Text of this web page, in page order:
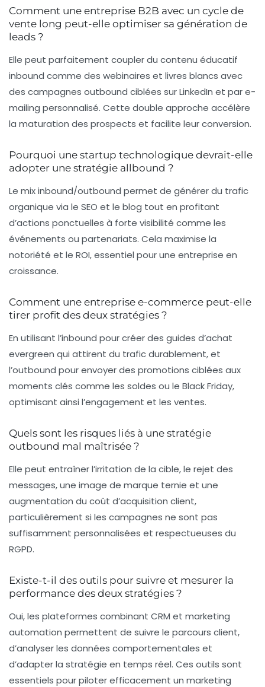
Comment une entreprise B2B avec un cycle de
vente long peut-elle optimiser sa génération de
leads ?
Elle peut parfaitement coupler du contenu éducatif
inbound comme des webinaires et livres blancs avec
des campagnes outbound ciblées sur LinkedIn et par e-
mailing personnalisé. Cette double approche accélère
la maturation des prospects et facilite leur conversion.
Pourquoi une startup technologique devrait-elle
adopter une stratégie allbound ?
Le mix inbound/outbound permet de générer du trafic
organique via le SEO et le blog tout en profitant
d’actions ponctuelles à forte visibilité comme les
événements ou partenariats. Cela maximise la
notoriété et le ROI, essentiel pour une entreprise en
croissance.
Comment une entreprise e-commerce peut-elle
tirer profit des deux stratégies ?
En utilisant l’inbound pour créer des guides d’achat
evergreen qui attirent du trafic durablement, et
l’outbound pour envoyer des promotions ciblées aux
moments clés comme les soldes ou le Black Friday,
optimisant ainsi l’engagement et les ventes.
Quels sont les risques liés à une stratégie
outbound mal maîtrisée ?
Elle peut entraîner l’irritation de la cible, le rejet des
messages, une image de marque ternie et une
augmentation du coût d’acquisition client,
particulièrement si les campagnes ne sont pas
suffisamment personnalisées et respectueuses du
RGPD.
Existe-t-il des outils pour suivre et mesurer la
performance des deux stratégies ?
Oui, les plateformes combinant CRM et marketing
automation permettent de suivre le parcours client,
d’analyser les données comportementales et
d’adapter la stratégie en temps réel. Ces outils sont
essentiels pour piloter efficacement un marketing